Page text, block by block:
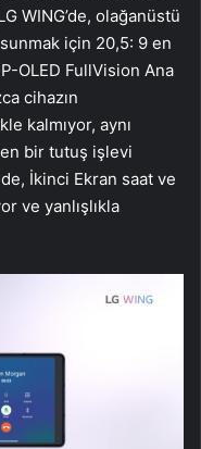
WING’de, olağanüstü
için 20,5: 9 en
OLED FullVision Ana
cihazın
kalmıyor, aynı
bir tutuş işlevi
İkinci Ekran saat ve
ve yanlışlıkla